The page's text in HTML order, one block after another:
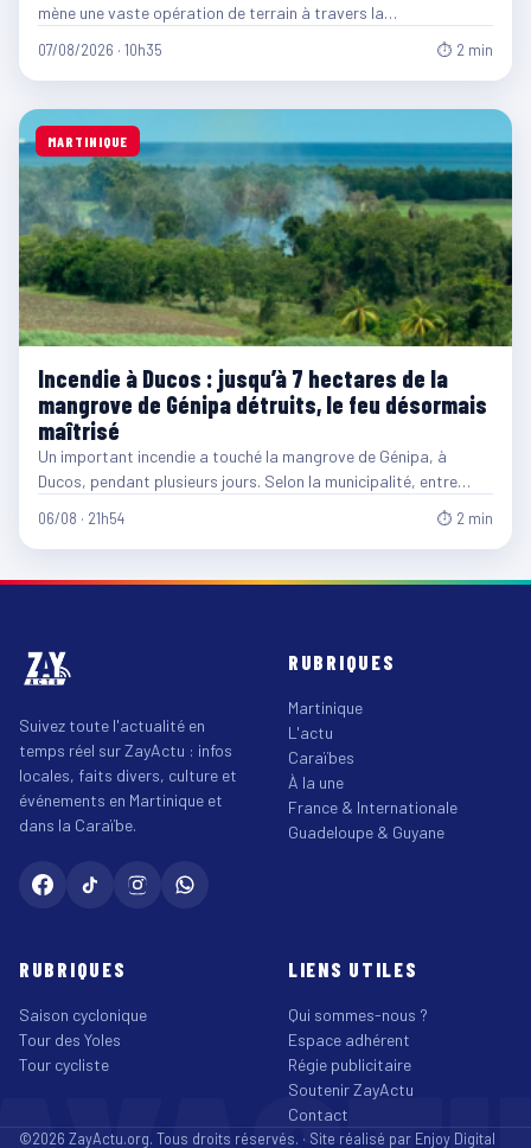
mène une vaste opération de terrain à travers la…
07/08/2026 · 10h35 ⏱ 2 min
MARTINIQUE
Incendie à Ducos : jusqu’à 7 hectares de la
mangrove de Génipa détruits, le feu désormais
maîtrisé
Un important incendie a touché la mangrove de Génipa, à
Ducos, pendant plusieurs jours. Selon la municipalité, entre…
06/08 · 21h54 ⏱ 2 min
Suivez toute l'actualité en
temps réel sur ZayActu : infos
locales, faits divers, culture et
événements en Martinique et
dans la Caraïbe.
RUBRIQUES
Martinique
L'actu
Caraïbes
À la une
France & Internationale
Guadeloupe & Guyane
RUBRIQUES
Saison cyclonique
Tour des Yoles
Tour cycliste
LIENS UTILES
Qui sommes-nous ?
Espace adhérent
Régie publicitaire
Soutenir ZayActu
Contact
©2026 ZayActu.org. Tous droits réservés. · Site réalisé par Enjoy Digital